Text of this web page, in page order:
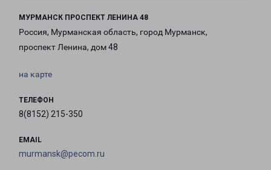
МУРМАНСК ПРОСПЕКТ ЛЕНИНА 48
Россия, Мурманская область, город Мурманск,
проспект Ленина, дом 48
на карте
ТЕЛЕФОН
8(8152) 215-350
EMAIL
murmansk@pecom.ru